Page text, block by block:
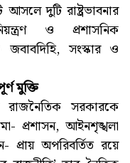
আসলে দুটি রাষ্ট্রভাবনার
ও প্রশাসনিক
জবাবদিহি, সংস্কার ও
মুক্তি
সরকারকে
প্রশাসন, আইনশৃঙ্খলা
প্রায় অপরিবর্তিত রয়ে